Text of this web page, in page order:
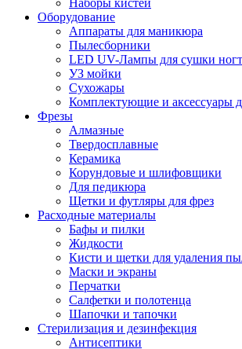
Наборы кистей
Оборудование
Аппараты для маникюра
Пылесборники
LED UV-Лампы для сушки
УЗ мойки
Сухожары
Комплектующие и аксессуары
Фрезы
Алмазные
Твердосплавные
Керамика
Корундовые и шлифовщики
Для педикюра
Щетки и футляры для фрез
Расходные материалы
Бафы и пилки
Жидкости
Кисти и щетки для удаления
Маски и экраны
Перчатки
Салфетки и полотенца
Шапочки и тапочки
Стерилизация и дезинфекция
Антисептики